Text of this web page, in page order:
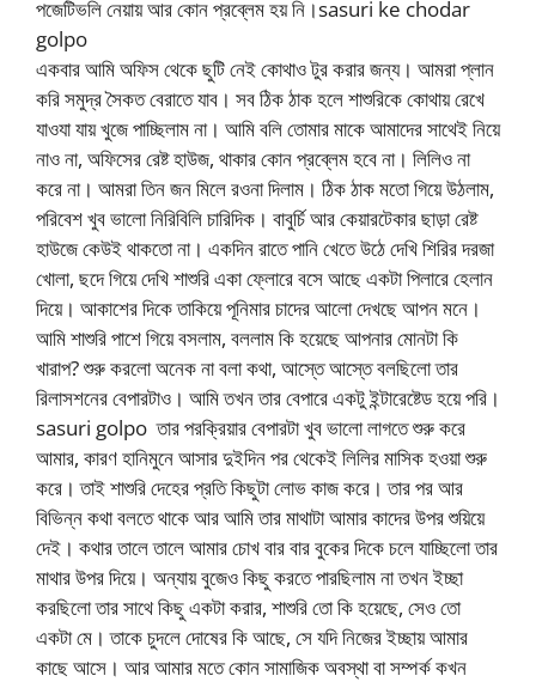
পজেটিভলি নেয়ায় আর কোন প্রব্লেম হয় নি।sasuri ke chodar
golpo
একবার আমি অফিস থেকে ছুটি নেই কোথাও টুর করার জন্য। আমরা প্লান
করি সমুদ্র সৈকত বেরাতে যাব। সব ঠিক ঠাক হলে শাশুরিকে কোথায় রেখে
যাওযা যায় খুজে পাচ্ছিলাম না। আমি বলি তোমার মাকে আমাদের সাথেই নিয়ে
নাও না, অফিসের রেষ্ট হাউজ, থাকার কোন প্রব্লেম হবে না। লিলিও না
করে না। আমরা তিন জন মিলে রওনা দিলাম। ঠিক ঠাক মতো গিয়ে উঠলাম,
পরিবেশ খুব ভালো নিরিবিলি চারিদিক। বাবুর্চি আর কেয়ারটেকার ছাড়া রেষ্ট
হাউজে কেউই থাকতো না। একদিন রাতে পানি খেতে উঠে দেখি শিরির দরজা
খোলা, ছদে গিয়ে দেখি শাশুরি একা ফ্লোরে বসে আছে একটা পিলারে হেলান
দিয়ে। আকাশের দিকে তাকিয়ে পূনিমার চাদের আলো দেখছে আপন মনে।
আমি শাশুরি পাশে গিয়ে বসলাম, বললাম কি হয়েছে আপনার মোনটা কি
খারাপ? শুরু করলো অনেক না বলা কথা, আস্তে আস্তে বলছিলো তার
রিলাসশনের বেপারটাও। আমি তখন তার বেপারে একটু ইন্টারেষ্টেড হয়ে পরি।
sasuri golpo তার পরক্রিয়ার বেপারটা খুব ভালো লাগতে শুরু করে
আমার, কারণ হানিমুনে আসার দুইদিন পর থেকেই লিলির মাসিক হওয়া শুরু
করে। তাই শাশুরি দেহের প্রতি কিছুটা লোভ কাজ করে। তার পর আর
বিভিন্ন কথা বলতে থাকে আর আমি তার মাথাটা আমার কাদের উপর শুয়িয়ে
দেই। কথার তালে তালে আমার চোখ বার বার বুকের দিকে চলে যাচ্ছিলো তার
মাথার উপর দিয়ে। অন্যায় বুজেও কিছু করতে পারছিলাম না তখন ইচ্ছা
করছিলো তার সাথে কিছু একটা করার, শাশুরি তো কি হয়েছে, সেও তো
একটা মে। তাকে চুদলে দোষের কি আছে, সে যদি নিজের ইচ্ছায় আমার
কাছে আসে। আর আমার মতে কোন সামাজিক অবস্থা বা সম্পর্ক কখন